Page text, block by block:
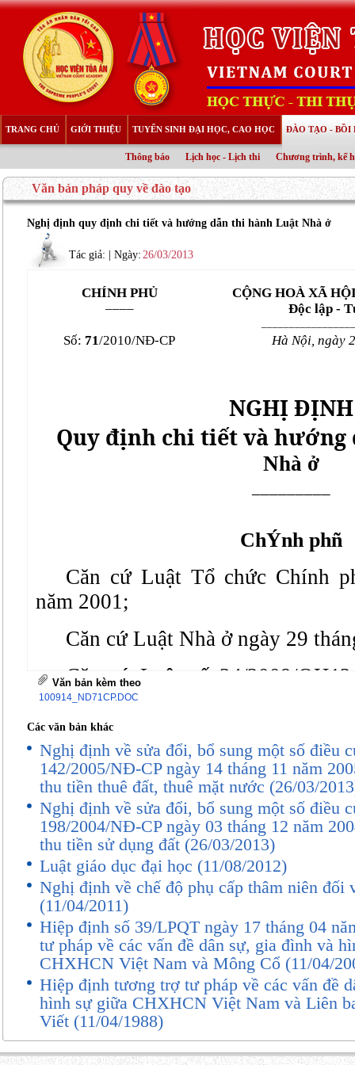
TRANG CHỦ GIỚI THIỆU TUYỂN SINH ĐẠI HỌC, CAO HỌC ĐÀO TẠO - BỒI
Thông báo Lịch học - Lịch thi Chương trình, kế
Văn bản pháp quy về đào tạo
Nghị định quy định chi tiết và hướng dẫn thi hành Luật Nhà ở
Tác giả: | Ngày: 26/03/2013
CHÍNH PHỦ
––––
CỘNG HOÀ XÃ
Độc lập -
Số: 71/2010/NĐ-CP Hà Nội, ngày
NGHỊ ĐỊNH
Quy định chi tiết và hướng
Nhà ở
ChÝnh phñ
Căn cứ Luật Tổ chức Chính
năm 2001;
Căn cứ Luật Nhà ở ngày 29
Căn cứ Luật số 34/2009/
Điều 126 của Luật Nhà ở
ngày 18 tháng 6 năm 2009;
Căn cứ Luật số 38/2009/
một số Điều của các Luật liên
cơ bản ngày 19 tháng 6 năm 2009;
Xét đề nghị của Bộ trưởng Bộ
NghÞ ®Þnh:
Chương I
NHỮNG QUY ĐỊNH
Điều 1. Phạm vi điều chỉnh
Nghị định này quy định chi tiết
Văn bản kèm theo
100914_ND71CP.DOC
Các văn bản khác
Nghị định về sửa đổi, bổ sung một số điều
142/2005/NĐ-CP ngày 14 tháng 11 năm
thu tiền thuê đất, thuê mặt nước (26/03/
Nghị định về sửa đổi, bổ sung một số điều
198/2004/NĐ-CP ngày 03 tháng 12 năm
thu tiền sử dụng đất (26/03/2013)
Luật giáo dục đại học (11/08/2012)
Nghị định về chế độ phụ cấp thâm niên đối
(11/04/2011)
Hiệp định số 39/LPQT ngày 17 tháng 04
tư pháp về các vấn đề dân sự, gia đình và
CHXHCN Việt Nam và Mông Cổ (11/04/
Hiệp định tương trợ tư pháp về các vấn đề
hình sự giữa CHXHCN Việt Nam và Liên
Viết (11/04/1988)